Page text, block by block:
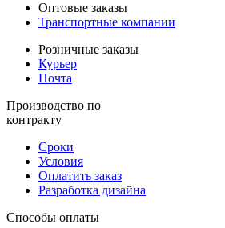
Оптовые заказы
Транспортные компании
Розничные заказы
Курьер
Почта
Производство по
контракту
Сроки
Условия
Оплатить заказ
Разработка дизайна
Способы оплаты